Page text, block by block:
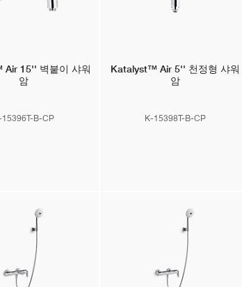
Air 15'' 벽붙이 샤워
암
15396T-B-CP
Katalyst™ Air 5'' 천정형 샤워
암
K-15398T-B-CP